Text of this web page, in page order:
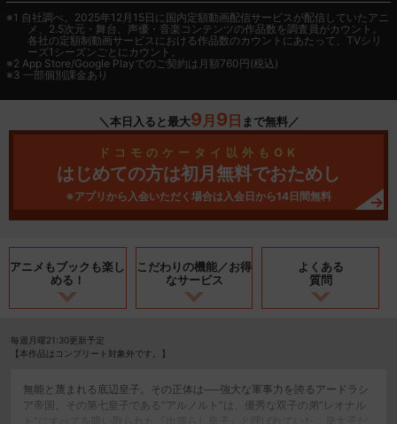
1 自社調べ。2025年12月15日に国内定額動画配信サービスが配信していたアニ
メ、2.5次元・舞台、声優・音楽コンテンツの作品数を調査員がカウント。
各社の定額制動画サービスにおける作品数のカウントにあたって、TVシリ
ーズ1シーズンごとにカウント。
2 App Store/Google Playでのご契約は月額760円(税込)
3 一部個別課金あり
＼本日入ると最大9月 9 日 まで無料／
ドコモのケータイ以外もOK
はじめての方は初月無料でおためし
※アプリから入会いただく場合は入会日から14日間無料
アニメもブックも楽し
める！
こだわりの機能／お得
なサービス
よくある
質問
毎週月曜21:30更新予定
【本作品はコンプリート対象外です。】
無能と蔑まれる底辺皇子。その正体は──強大な軍事力を誇るアードラシ
ア帝国。その第七皇子である“アルノルト”は、優秀な双子の弟“レオナル